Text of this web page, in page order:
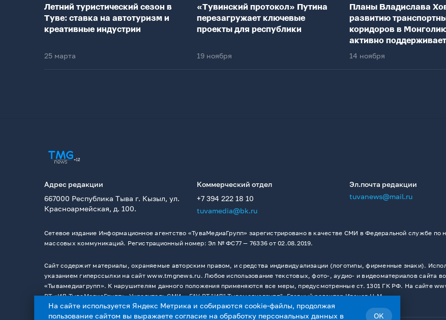
Летний туристический сезон в
Туве: ставка на автотуризм и
креативные индустрии
25 марта
«Тувинский протокол» Путина
перезагружает ключевые
проекты для республики
19 ноября
Планы Владислава
развитию
коридоров в
активно поддерживает
федеральный центр
14 ноября
Адрес редакции
667000 Республика Тыва г. Кызыл, ул.
Красноармейская, д. 100.
Коммерческий отдел
+7 394 222 18 10
tuvamedia@bk.ru
Эл.почта редакции
tuvanews@mail.ru
Сетевое издание Информационное агентство «ТуваМедиаГрупп» зарегистрировано в качестве СМИ в Федеральной службе
массовых коммуникаций. Регистрационный номер: Эл № ФС77 — 76336 от 02.08.2019.
Сайт содержит материалы, охраняемые авторским правом, и средства индивидуализации (логотипы, фирменные знаки).
указанием гиперссылки на сайт www.tmgnews.ru. Любое использование текстовых, фото-, аудио- и видеоматериалов сайта
«Тывамедиагрупп». К нарушителям данного положения применяются все меры, предусмотренные ст. 1301 ГК РФ. На сайте
РТ «ИД ТываМедиаГрупп». Учредитель СМИ －ГАУ РТ "ИД" Тывамедиагрупп". Главный редактор Иванов Н.М.
На сайте используется Яндекс Метрика и собираются cookie-файлы, продолжая
пользование сайтом вы выражаете согласие наобработку персональных данных в OK